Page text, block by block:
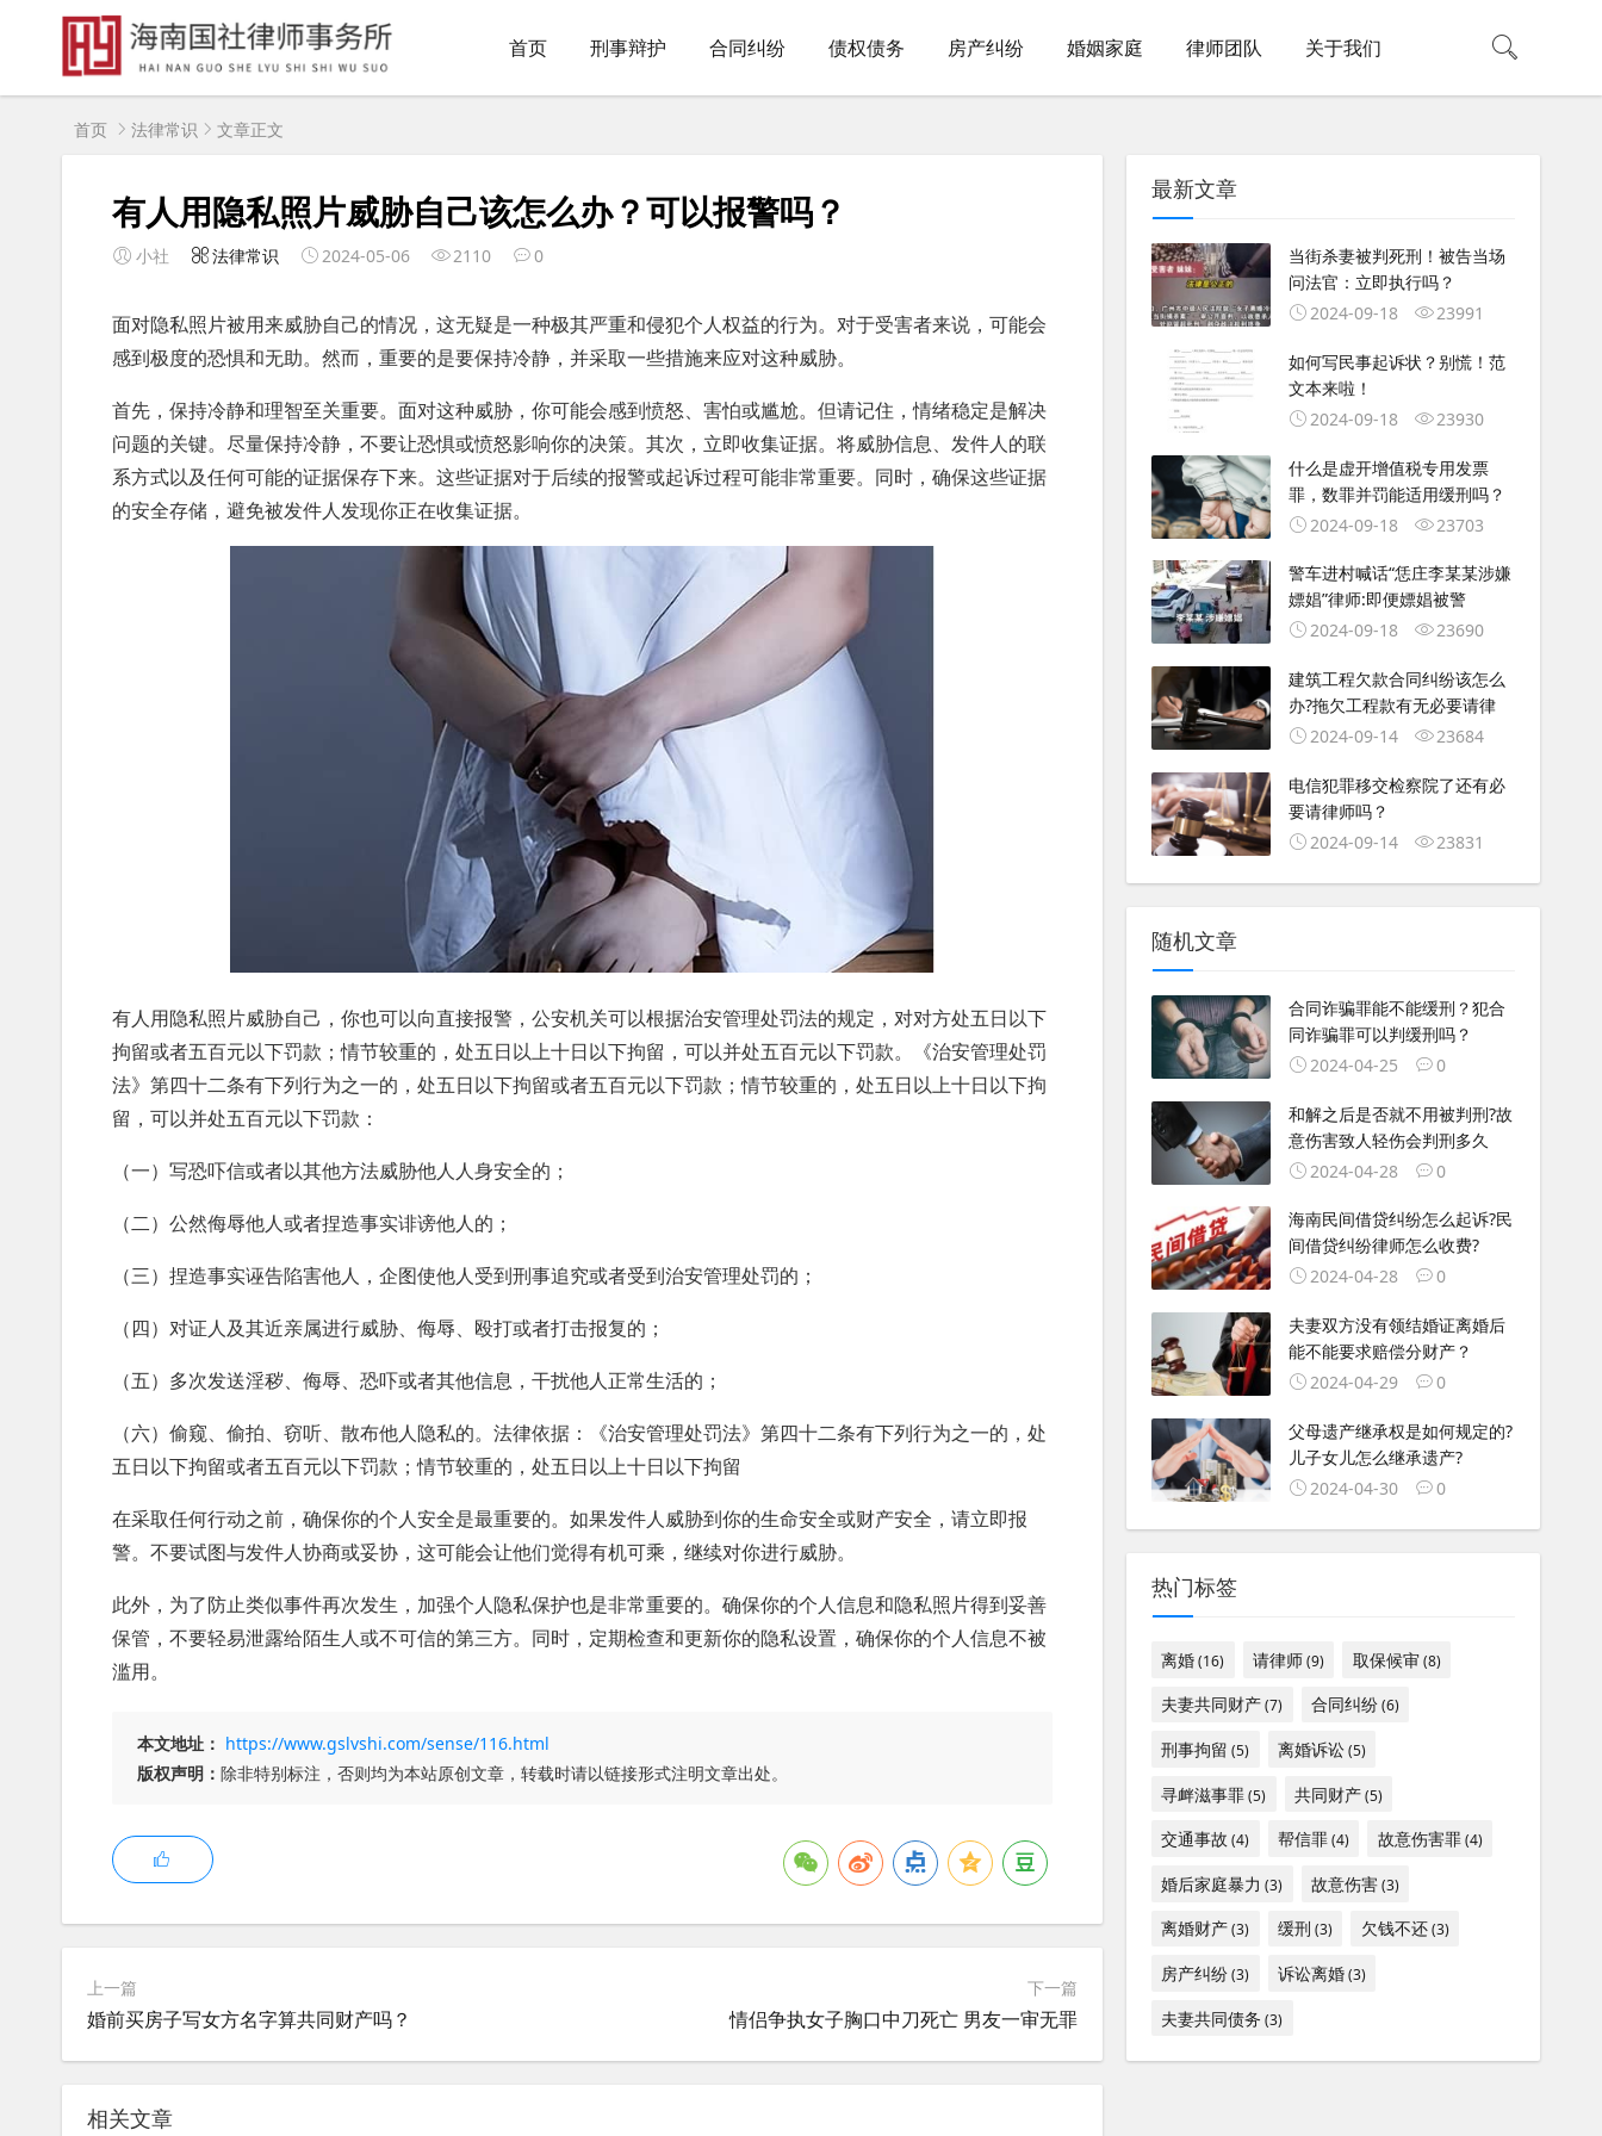
首页 刑事辩护 合同纠纷 债权债务 房产纠纷 婚姻家庭 律师团队 关于我们
首页 法律常识 文章正文
有人用隐私照片威胁自己该怎么办？可以报警吗？
小社 法律常识 2024-05-06 2110 0
面对隐私照片被用来威胁自己的情况，这无疑是一种极其严重和侵犯个人权益的行为。对于受害者来说，可能会
感到极度的恐惧和无助。然而，重要的是要保持冷静，并采取一些措施来应对这种威胁。
首先，保持冷静和理智至关重要。面对这种威胁，你可能会感到愤怒、害怕或尴尬。但请记住，情绪稳定是解决
问题的关键。尽量保持冷静，不要让恐惧或愤怒影响你的决策。其次，立即收集证据。将威胁信息、发件人的联
系方式以及任何可能的证据保存下来。这些证据对于后续的报警或起诉过程可能非常重要。同时，确保这些证据
的安全存储，避免被发件人发现你正在收集证据。
有人用隐私照片威胁自己，你也可以向直接报警，公安机关可以根据治安管理处罚法的规定，对对方处五日以下
拘留或者五百元以下罚款；情节较重的，处五日以上十日以下拘留，可以并处五百元以下罚款。《治安管理处罚
法》第四十二条有下列行为之一的，处五日以下拘留或者五百元以下罚款；情节较重的，处五日以上十日以下拘
留，可以并处五百元以下罚款：
（一）写恐吓信或者以其他方法威胁他人人身安全的；
（二）公然侮辱他人或者捏造事实诽谤他人的；
（三）捏造事实诬告陷害他人，企图使他人受到刑事追究或者受到治安管理处罚的；
（四）对证人及其近亲属进行威胁、侮辱、殴打或者打击报复的；
（五）多次发送淫秽、侮辱、恐吓或者其他信息，干扰他人正常生活的；
（六）偷窥、偷拍、窃听、散布他人隐私的。法律依据：《治安管理处罚法》第四十二条有下列行为之一的，处
五日以下拘留或者五百元以下罚款；情节较重的，处五日以上十日以下拘留
在采取任何行动之前，确保你的个人安全是最重要的。如果发件人威胁到你的生命安全或财产安全，请立即报
警。不要试图与发件人协商或妥协，这可能会让他们觉得有机可乘，继续对你进行威胁。
此外，为了防止类似事件再次发生，加强个人隐私保护也是非常重要的。确保你的个人信息和隐私照片得到妥善
保管，不要轻易泄露给陌生人或不可信的第三方。同时，定期检查和更新你的隐私设置，确保你的个人信息不被
滥用。
本文地址： https://www.gslvshi.com/sense/116.html
版权声明： 除非特别标注，否则均为本站原创文章，转载时请以链接形式注明文章出处。
上一篇
婚前买房子写女方名字算共同财产吗？
下一篇
情侣争执女子胸口中刀死亡 男友一审无罪
相关文章
最新文章
当街杀妻被判死刑！被告当场
问法官：立即执行吗？
2024-09-18
23991
如何写民事起诉状？别慌！范
文本来啦！
2024-09-18
23930
什么是虚开增值税专用发票
罪，数罪并罚能适用缓刑吗？
2024-09-18
23703
警车进村喊话“恁庄李某某涉嫌
嫖娼”律师:即便嫖娼被警
2024-09-18
23690
建筑工程欠款合同纠纷该怎么
办?拖欠工程款有无必要请律
2024-09-14
23684
电信犯罪移交检察院了还有必
要请律师吗？
2024-09-14
23831
随机文章
合同诈骗罪能不能缓刑？犯合
同诈骗罪可以判缓刑吗？
2024-04-25
0
和解之后是否就不用被判刑?故
意伤害致人轻伤会判刑多久
2024-04-28
0
海南民间借贷纠纷怎么起诉?民
间借贷纠纷律师怎么收费?
2024-04-28
0
夫妻双方没有领结婚证离婚后
能不能要求赔偿分财产？
2024-04-29
0
父母遗产继承权是如何规定的?
儿子女儿怎么继承遗产?
2024-04-30
0
热门标签
离婚(16) 请律师(9) 取保候审(8)
夫妻共同财产(7) 合同纠纷(6)
刑事拘留 (5) 离婚诉讼(5)
寻衅滋事罪(5) 共同财产(5)
交通事故 (4) 帮信罪(4) 故意伤害罪(4)
婚后家庭暴力 (3) 故意伤害(3)
离婚财产(3) 缓刑 (3) 欠钱不还(3)
房产纠纷(3) 诉讼离婚(3)
夫妻共同债务 (3)